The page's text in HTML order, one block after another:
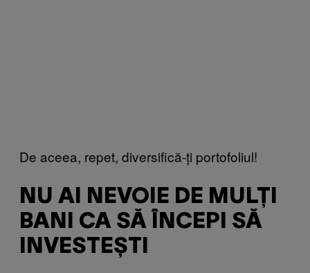
De aceea, repet, diversifică-ți portofoliul!
NU AI NEVOIE DE MULȚI
BANI CA SĂ ÎNCEPI SĂ
INVESTEȘTI